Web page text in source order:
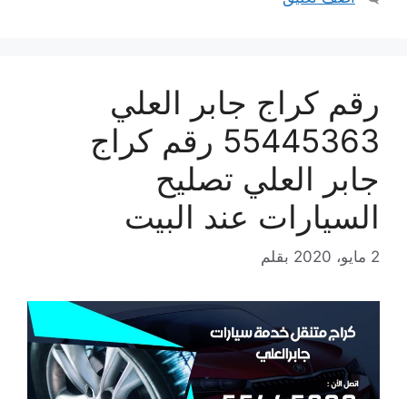
رقم كراج جابر العلي
55445363 رقم كراج
جابر العلي تصليح
السيارات عند البيت
2 مايو، 2020 بقلم